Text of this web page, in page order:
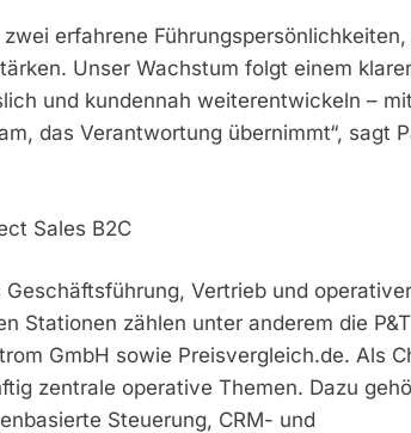
erfahrene Führungspersönlichkeiten,
Unser Wachstum folgt einem
und kundennah weiterentwickeln – mit
das Verantwortung übernimmt“, sagt
Sales B2C
Vertrieb und operativer
Stationen zählen unter anderem die P&T
GmbH sowie Preisvergleich.de. Als
zentrale operative Themen. Dazu
Steuerung, CRM- und